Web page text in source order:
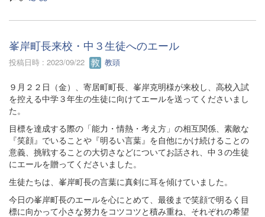
峯岸町長来校・中３生徒へのエール
投稿日時 : 2023/09/22 教頭
９月２２日（金）、寄居町町長、峯岸克明様が来校し、高校入試
を控える中学３年生の生徒に向けてエールを送ってくださいまし
た。
目標を達成する際の「能力・情熱・考え方」の相互関係、素敵な
『笑顔』でいることや『明るい言葉』を自他にかけ続けることの
意義、挑戦することの大切さなどについてお話され、中３の生徒
にエールを贈ってくださいました。
生徒たちは、峯岸町長の言葉に真剣に耳を傾けていました。
今日の峯岸町長のエールを心にとめて、最後まで笑顔で明るく目
標に向かって小さな努力をコツコツと積み重ね、それぞれの希望